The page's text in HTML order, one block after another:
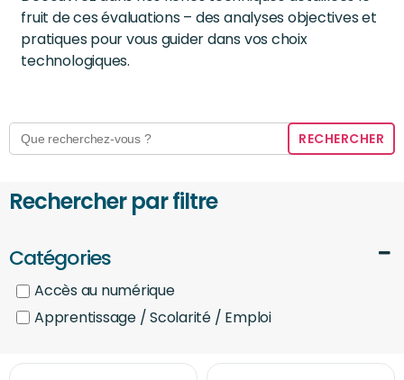
fruit de ces évaluations – des analyses objectives et
pratiques pour vous guider dans vos choix
technologiques.
Search
for:
Rechercher par filtre
Catégories
Accès au numérique
Apprentissage / Scolarité / Emploi